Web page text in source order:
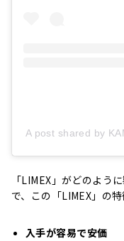
A post shared by
「LIMEX」がどのよう
で、この「LIMEX」の
入手が容易で安価